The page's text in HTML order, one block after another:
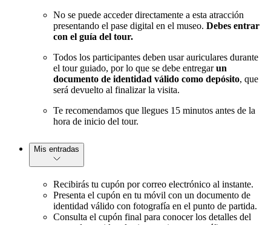
No se puede acceder directamente a esta atracción
presentando el pase digital en el museo. Debes entrar
con el guía del tour.
Todos los participantes deben usar auriculares durante
el tour guiado, por lo que se debe entregarun
documento de identidad válido como depósito, que
será devuelto al finalizar la visita.
Te recomendamos que llegues 15 minutos antes de la
hora de inicio del tour.
Mis entradas
Recibirás tu cupón por correo electrónico al instante.
Presenta el cupón en tu móvil con un documento de
identidad válido con fotografía en el punto de partida.
Consulta el cupón final para conocer los detalles del